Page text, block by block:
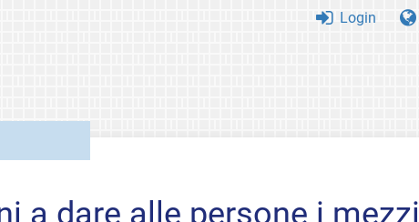
Login
a dare alle persone i mezzi